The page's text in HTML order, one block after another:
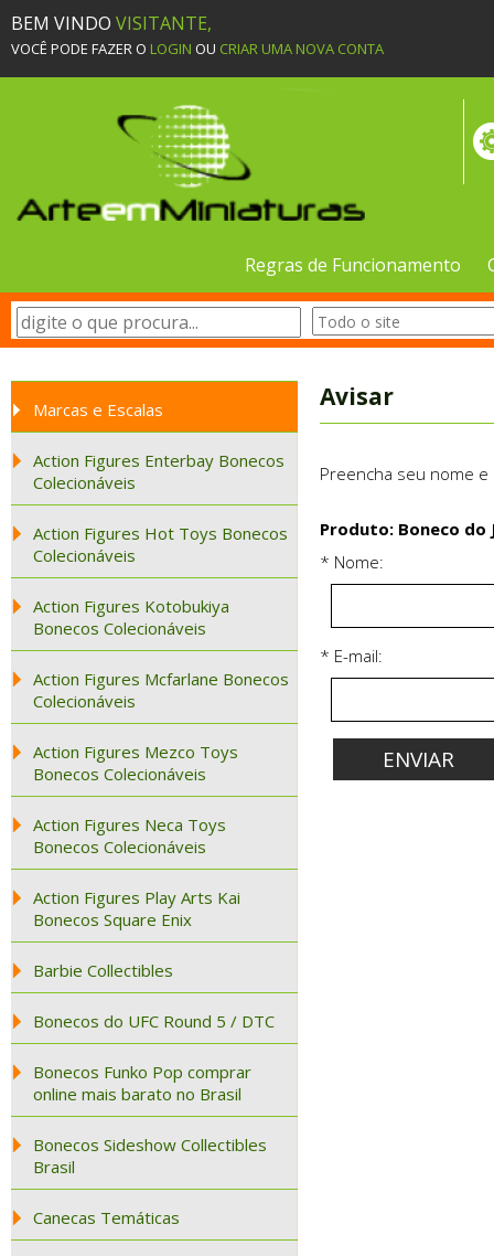
BEM VINDO VISITANTE,
VOCÊ PODE FAZER O LOGIN OU CRIAR UMA NOVA CONTA
Regras de Funcionamento
Marcas e Escalas
Action Figures Enterbay Bonecos
Colecionáveis
Action Figures Hot Toys Bonecos
Colecionáveis
Action Figures Kotobukiya
Bonecos Colecionáveis
Action Figures Mcfarlane Bonecos
Colecionáveis
Action Figures Mezco Toys
Bonecos Colecionáveis
Action Figures Neca Toys
Bonecos Colecionáveis
Action Figures Play Arts Kai
Bonecos Square Enix
Barbie Collectibles
Bonecos do UFC Round 5 / DTC
Bonecos Funko Pop comprar
online mais barato no Brasil
Bonecos Sideshow Collectibles
Brasil
Canecas Temáticas
Avisar
Preencha seu nome
Produto: Boneco do
* Nome:
* E-mail: